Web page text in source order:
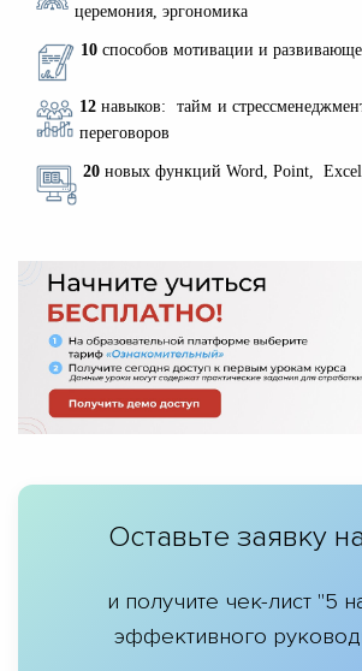
церемония, эргономика
10 способов мотивации и
12 навыков: тайм и
переговоров
20 новых функций Word, Point,
Оставьте заявку
и получите чек-лист "5
эффективного